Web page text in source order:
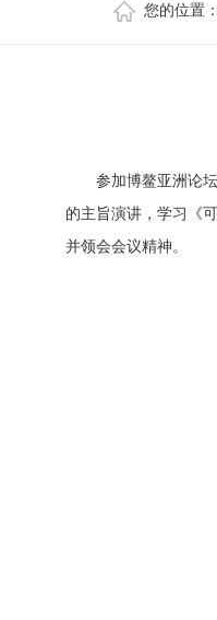
您的位置：
参加博鳌亚洲论
的主旨演讲，学习《
并领会会议精神。